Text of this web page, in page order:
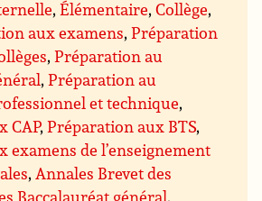
,Élémentaire,Collège,
aux examens,Préparation
,Préparation au
,Préparation au
et technique,
CAP,Préparation aux BTS,
examens de l’enseignement
, Annales Brevet des
Baccalauréat général,